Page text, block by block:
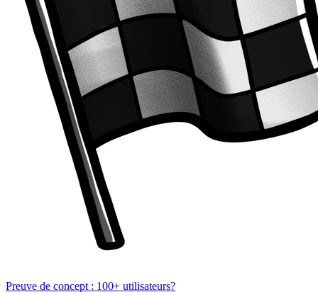
Preuve de concept : 100+ utilisateurs?